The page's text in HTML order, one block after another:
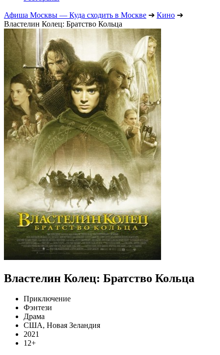
Афиша Москвы — Куда сходить в Москве ➔ Кино ➔
Властелин Колец: Братство Кольца
Властелин Колец: Братство Кольца
Приключение
Фэнтези
Драма
США, Новая Зеландия
2021
12+